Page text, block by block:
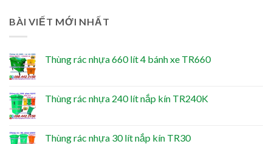
BÀI VIẾT MỚI NHẤT
Thùng rác nhựa 660 lít 4 bánh xe TR660
Thùng rác nhựa 240 lít nắp kín TR240K
Thùng rác nhựa 30 lít nắp kín TR30